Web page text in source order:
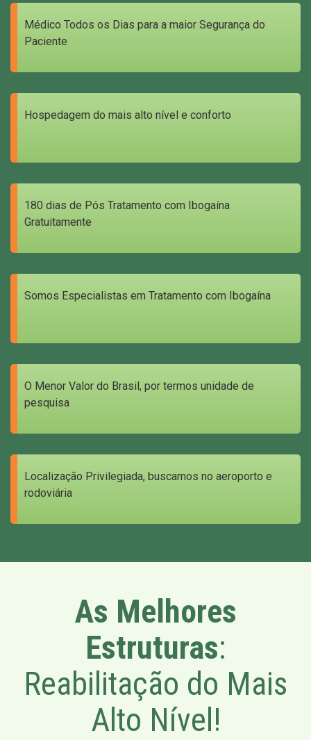
Médico Todos os Dias para a maior Segurança do
Paciente
Hospedagem do mais alto nível e conforto
180 dias de Pós Tratamento com Ibogaína
Gratuitamente
Somos Especialistas em Tratamento com Ibogaína
O Menor Valor do Brasil, por termos unidade de
pesquisa
Localização Privilegiada, buscamos no aeroporto e
rodoviária
As Melhores
Estruturas:
Reabilitação do Mais
Alto Nível!